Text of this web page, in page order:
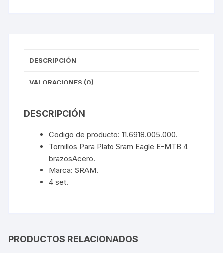
DESCRIPCIÓN
VALORACIONES (0)
DESCRIPCIÓN
Codigo de producto: 11.6918.005.000.
Tornillos Para Plato Sram Eagle E-MTB 4
brazosAcero.
Marca: SRAM.
4 set.
PRODUCTOS RELACIONADOS